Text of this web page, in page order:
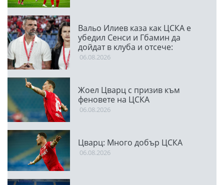
Вальо Илиев каза как ЦСКА е
убедил Сенси и Гбамин да
дойдат в клуба и отсече:
Направихме изключителен
06.08.2026
Жоел Цварц с призив към
феновете на ЦСКА
06.08.2026
Цварц: Много добър ЦСКА
06.08.2026